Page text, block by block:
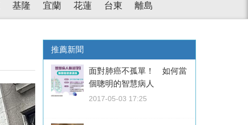
基隆 宜蘭 花蓮 台東 離島
推薦新聞
面對肺癌不孤單！ 如何當
個聰明的智慧病人
2017-05-03 17:25